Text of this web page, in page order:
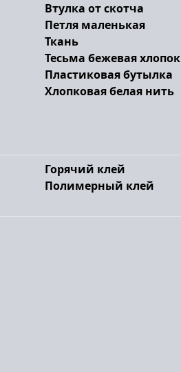
Втулка от скотча
Петля маленькая
Ткань
Тесьма бежевая хлопок
Пластиковая бутылка
Хлопковая белая нить
Горячий клей
Полимерный клей